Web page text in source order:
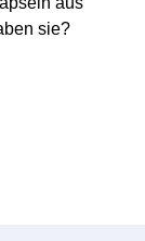
sie?